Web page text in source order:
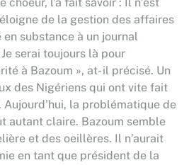
choeur, l’a fait savoir : Il n’est
de la gestion des affaires
substance à un journal
serai toujours là pour
à Bazoum », at- il précisé. Un
des Nigériens qui ont vite fait
la problématique de
autant claire. Bazoum semble
et des oeillères. Il n’aurait
en tant que président de la